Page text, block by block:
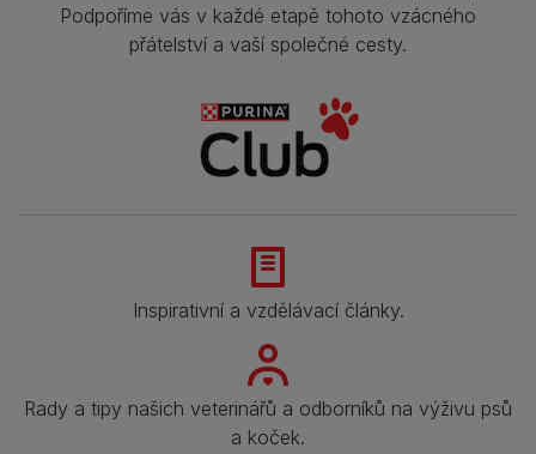
Podpoříme vás v každé etapě tohoto vzácného
přátelství a vaší společné cesty.
Inspirativní a vzdělávací články.
Rady a tipy našich veterinářů a odborníků na výživu psů
a koček.